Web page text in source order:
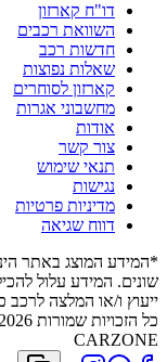
דו"ח קארזון
השוואת רכבים
חדשות רכב
שאלות נפוצות
קארזון לסוחרים
מחשבוני אגרות
אודות
צור קשר
תנאי שימוש
נגישות
מדיניות פרטיות
דווח שגיאה
*המידע המוצג באתר
שונים. המידע עלול
ייעוץ ו/או המלצה
כל הזכויות שמורות 2026
CARZONE